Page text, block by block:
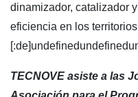
dinamizador, catalizador
eficiencia en los
TECNOVE asiste a las